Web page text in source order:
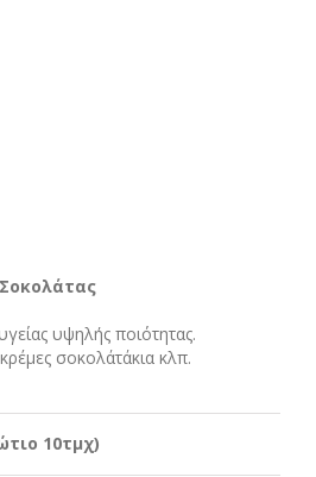
υψηλής ποιότητας.
σοκολάτάκια κλπ.
10τμχ)